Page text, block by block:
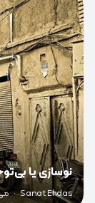
0
نوسازی یا
Sanat Ehdas
· می 6,